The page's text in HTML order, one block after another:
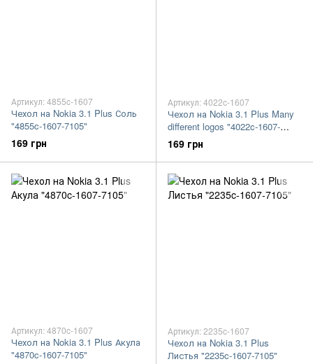
Артикул: 4855c-1607
Чехол на Nokia 3.1 Plus Соль
"4855c-1607-7105"
169 грн
Артикул: 4022c-1607
Чехол на Nokia 3.1 Plus Many
different logos "4022c-1607-
7105"
169 грн
Артикул: 4870c-1607
Чехол на Nokia 3.1 Plus Акула
"4870c-1607-7105"
Артикул: 2235c-1607
Чехол на Nokia 3.1 Plus
Листья "2235c-1607-7105"